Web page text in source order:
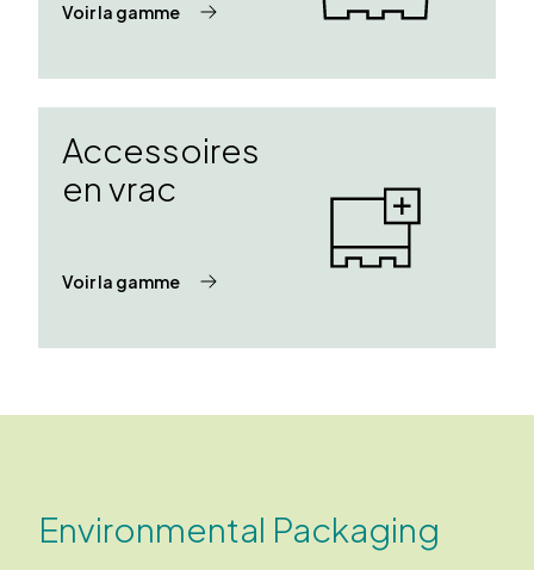
Voir la gamme
Accessoires
en vrac
Voir la gamme
Environmental Packaging